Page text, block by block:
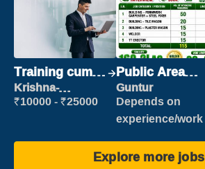
Training cum
Placement
Krishna-
vijayawada
₹10000 - ₹25000
Public Area
Cleaner
Guntur
Depends on
experience/work
Explore more jobs